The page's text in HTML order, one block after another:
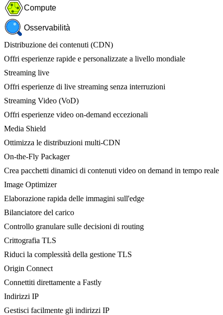
Compute
Osservabilità
Distribuzione dei contenuti (CDN)
Offri esperienze rapide e personalizzate a livello mondiale
Streaming live
Offri esperienze di live streaming senza interruzioni
Streaming Video (VoD)
Offri esperienze video on-demand eccezionali
Media Shield
Ottimizza le distribuzioni multi-CDN
On-the-Fly Packager
Crea pacchetti dinamici di contenuti video on demand in tempo reale
Image Optimizer
Elaborazione rapida delle immagini sull'edge
Bilanciatore del carico
Controllo granulare sulle decisioni di routing
Crittografia TLS
Riduci la complessità della gestione TLS
Origin Connect
Connettiti direttamente a Fastly
Indirizzi IP
Gestisci facilmente gli indirizzi IP